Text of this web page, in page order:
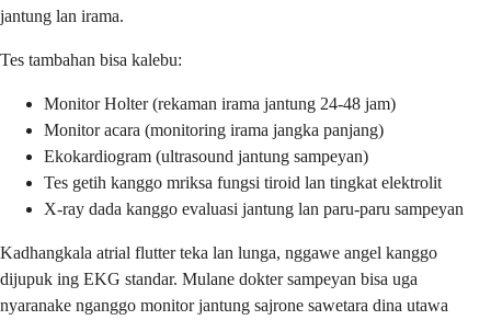
jantung lan irama.
Tes tambahan bisa kalebu:
Monitor Holter (rekaman irama jantung 24-48 jam)
Monitor acara (monitoring irama jangka panjang)
Ekokardiogram (ultrasound jantung sampeyan)
Tes getih kanggo mriksa fungsi tiroid lan tingkat elektrolit
X-ray dada kanggo evaluasi jantung lan paru-paru sampeyan
Kadhangkala atrial flutter teka lan lunga, nggawe angel kanggo
dijupuk ing EKG standar. Mulane dokter sampeyan bisa uga
nyaranake nganggo monitor jantung sajrone sawetara dina utawa